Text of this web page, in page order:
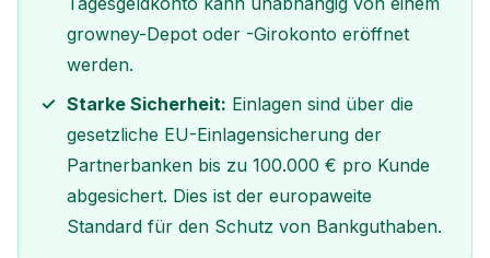
growney-Depot oder -Girokonto eröffnet
werden.
Starke Sicherheit: Einlagen sind über die
gesetzliche EU-Einlagensicherung der
Partnerbanken bis zu 100.000 € pro Kunde
abgesichert. Dies ist der europaweite
Standard für den Schutz von Bankguthaben.